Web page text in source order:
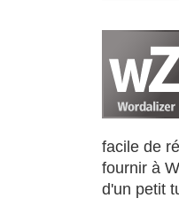
facile de
fournir à
d'un petit